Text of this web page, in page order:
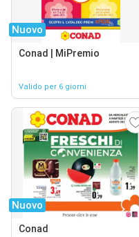
Nuovo
Conad | MiPremio
Valido per 6 giorni
Nuovo
Conad